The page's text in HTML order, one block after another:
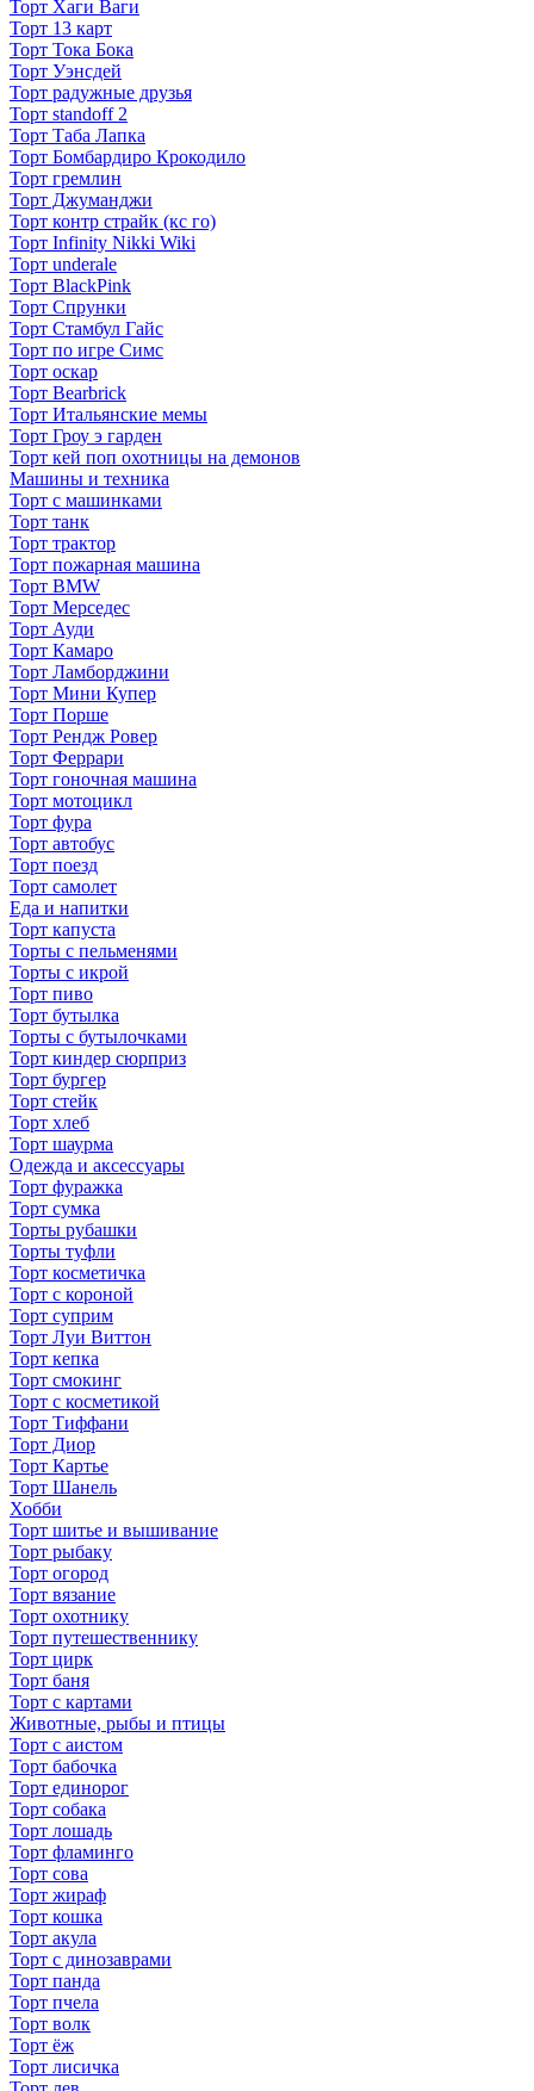
Торт Хаги Ваги
Торт 13 карт
Торт Тока Бока
Торт Уэнсдей
Торт радужные друзья
Торт standoff 2
Торт Таба Лапка
Торт Бомбардиро Крокодило
Торт гремлин
Торт Джуманджи
Торт контр страйк (кс го)
Торт Infinity Nikki Wiki
Торт underale
Торт BlackPink
Торт Спрунки
Торт Стамбул Гайс
Торт по игре Симс
Торт оскар
Торт Bearbrick
Торт Итальянские мемы
Торт Гроу э гарден
Торт кей поп охотницы на демонов
Машины и техника
Торт с машинками
Торт танк
Торт трактор
Торт пожарная машина
Торт BMW
Торт Мерседес
Торт Ауди
Торт Камаро
Торт Ламборджини
Торт Мини Купер
Торт Порше
Торт Рендж Ровер
Торт Феррари
Торт гоночная машина
Торт мотоцикл
Торт фура
Торт автобус
Торт поезд
Торт самолет
Еда и напитки
Торт капуста
Торты с пельменями
Торты с икрой
Торт пиво
Торт бутылка
Торты с бутылочками
Торт киндер сюрприз
Торт бургер
Торт стейк
Торт хлеб
Торт шаурма
Одежда и аксессуары
Торт фуражка
Торт сумка
Торты рубашки
Торты туфли
Торт косметичка
Торт с короной
Торт суприм
Торт Луи Виттон
Торт кепка
Торт смокинг
Торт с косметикой
Торт Тиффани
Торт Диор
Торт Картье
Торт Шанель
Хобби
Торт шитье и вышивание
Торт рыбаку
Торт огород
Торт вязание
Торт охотнику
Торт путешественнику
Торт цирк
Торт баня
Торт с картами
Животные, рыбы и птицы
Торт с аистом
Торт бабочка
Торт единорог
Торт собака
Торт лошадь
Торт фламинго
Торт сова
Торт жираф
Торт кошка
Торт акула
Торт с динозаврами
Торт панда
Торт пчела
Торт волк
Торт ёж
Торт лисичка